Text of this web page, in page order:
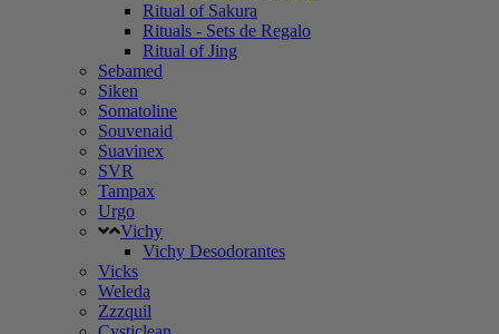
Ritual of Sakura
Rituals - Sets de Regalo
Ritual of Jing
Sebamed
Siken
Somatoline
Souvenaid
Suavinex
SVR
Tampax
Urgo
Vichy
Vichy Desodorantes
Vicks
Weleda
Zzzquil